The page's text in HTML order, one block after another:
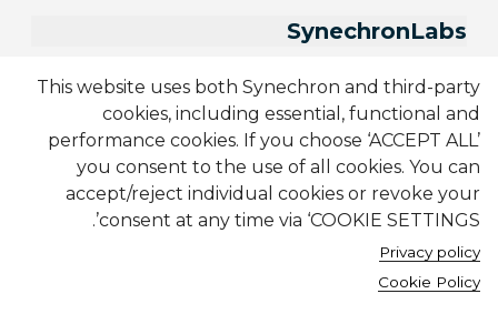
This website uses both Synechron and third-party
cookies, including essential, functional and
performance cookies. If you choose ‘ACCEPT ALL’
you consent to the use of all cookies. You can
accept/reject individual cookies or revoke your
consent at any time via ‘COOKIE SETTINGS’.
Privacy policy
Cookie Policy
SynechronLabs
وظائف